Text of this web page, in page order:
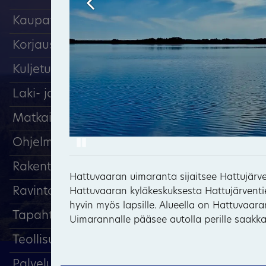
Kaupat
Korjaus ja huolto
Kuljetuspalvelut
Laki- ja tilitoimistopalvelut
Matkailu, majoitus
Ohjelmapalvelut
Rakentaminen
Ravintolat ja kahvilat
Tapahtumat
Teollisuus
Pause
Hattuvaaran uimaranta sijaitsee
Hattuvaaran kyläkeskuksesta
hyvin myös lapsille. Alueella on
Uimarannalle pääsee autolla perille